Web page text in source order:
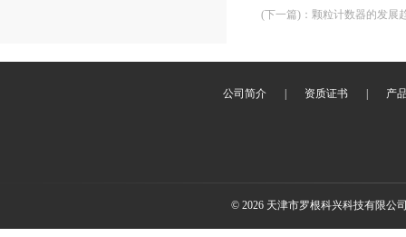
(下一篇) ： 颗粒计数器的发展
公司简介 资质证书 产
© 2026 天津市罗根科兴科技有限公